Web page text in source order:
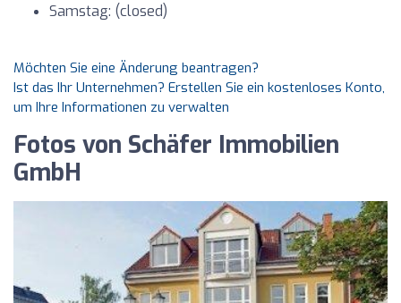
Samstag: (closed)
Möchten Sie eine Änderung beantragen?
Ist das Ihr Unternehmen? Erstellen Sie ein kostenloses Konto,
um Ihre Informationen zu verwalten
Fotos von Schäfer Immobilien
GmbH